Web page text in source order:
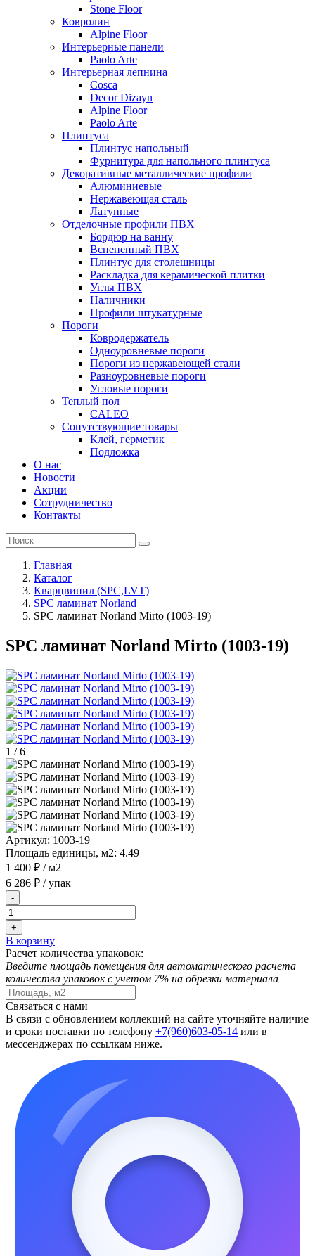
Stone Floor
Ковролин
Alpine Floor
Интерьерные панели
Paolo Arte
Интерьерная лепнина
Cosca
Decor Dizayn
Alpine Floor
Paolo Arte
Плинтуса
Плинтус напольный
Фурнитура для напольного плинтуса
Декоративные металлические профили
Алюминиевые
Нержавеющая сталь
Латунные
Отделочные профили ПВХ
Бордюр на ванну
Вспененный ПВХ
Плинтус для столешницы
Раскладка для керамической плитки
Углы ПВХ
Наличники
Профили штукатурные
Пороги
Ковродержатель
Одноуровневые пороги
Пороги из нержавеющей стали
Разноуровневые пороги
Угловые пороги
Теплый пол
CALEO
Сопутствующие товары
Клей, герметик
Подложка
О нас
Новости
Акции
Сотрудничество
Контакты
Главная
Каталог
Кварцвинил (SPC,LVT)
SPC ламинат Norland
SPC ламинат Norland Mirto (1003-19)
SPC ламинат Norland Mirto (1003-19)
1 /6
Артикул: 1003-19
Площадь единицы, м2: 4.49
1 400 ₽ / м2
6 286 ₽ / упак
-
+
В корзину
Расчет количества упаковок:
Введите площадь помещения для автоматического расчета
количества упаковок с учетом 7% на обрезки материала
Связаться с нами
В связи с обновлением коллекций на сайте уточняйте наличие
и сроки поставки по телефону +7(960)603-05-14 или в
мессенджерах по ссылкам ниже.